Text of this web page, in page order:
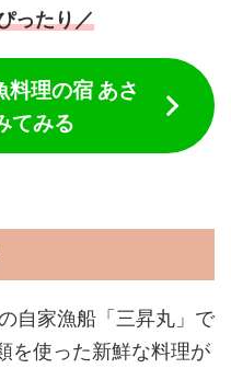
ったり／
理の宿 あさ
てみる
自家漁船「三昇丸」で
を使った新鮮な料理が